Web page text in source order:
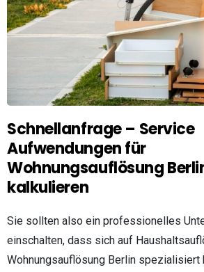
Schnellanfrage – Service
Aufwendungen für
Wohnungsauflösung
kalkulieren
Sie sollten also ein professionelles
einschalten, dass sich auf
Wohnungsauflösung Berlin spezialisiert